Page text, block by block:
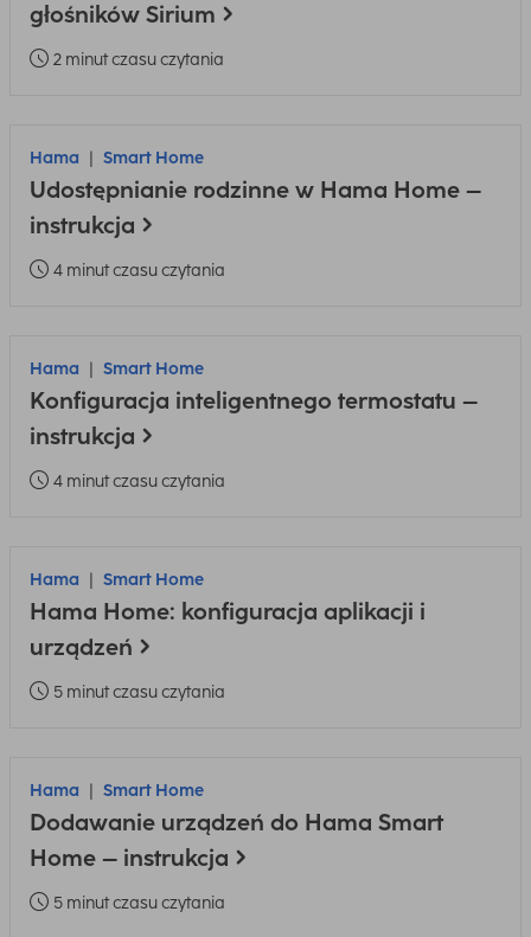
głośników Sirium
2 minut czasu czytania
Hama Smart Home
Udostępnianie rodzinne w Hama Home –
instrukcja
4 minut czasu czytania
Hama Smart Home
Konfiguracja inteligentnego termostatu –
instrukcja
4 minut czasu czytania
Hama Smart Home
Hama Home: konfiguracja aplikacji i
urządzeń
5 minut czasu czytania
Hama Smart Home
Dodawanie urządzeń do Hama Smart
Home – instrukcja
5 minut czasu czytania